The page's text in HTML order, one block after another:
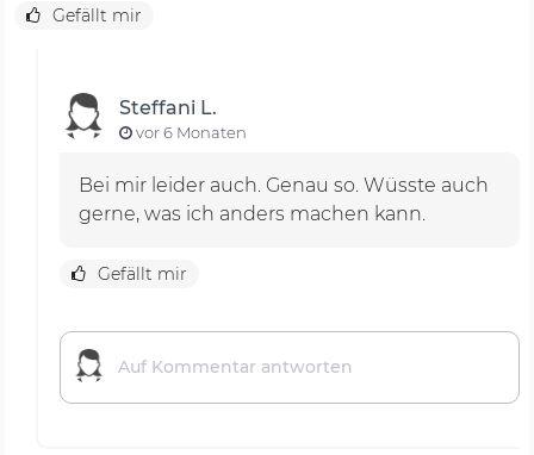
Gefällt mir
Steffani L.
vor 6 Monaten
Bei mir leider auch. Genau so. Wüsste auch
gerne, was ich anders machen kann.
Gefällt mir